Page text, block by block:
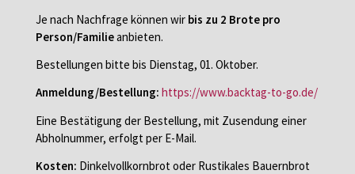
Je nach Nachfrage können wir bis zu 2 Brote pro
Person/Familieanbieten.
Bestellungen bitte bis Dienstag, 01. Oktober.
Anmeldung/Bestellung: https://www.backtag-to-go.de/
Eine Bestätigung der Bestellung, mit Zusendung einer
Abholnummer, erfolgt per E-Mail.
Kosten: Dinkelvollkornbrot oder Rustikales Bauernbrot